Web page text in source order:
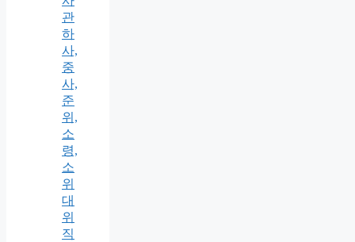
관
하
사,
중
사,
준
위,
소
령,
소
위
대
위
직